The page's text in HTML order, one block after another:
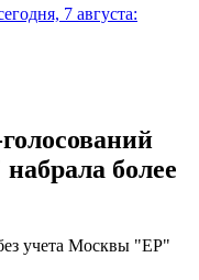
7 августа:
более
учета Москвы "ЕР"